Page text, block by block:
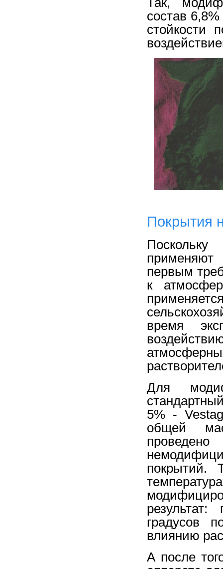
состав
стойкости
Покрытия
первым
к
время
Для
5% -
общей
покрытий.
градусов
влиянию
А после